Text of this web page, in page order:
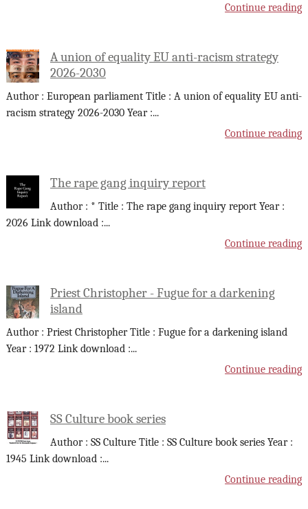
Continue reading
A union of equality EU anti-racism strategy
2026-2030
Author : European parliament Title : A union of equality EU anti-
racism strategy 2026-2030 Year :...
Continue reading
The rape gang inquiry report
Author : * Title : The rape gang inquiry report Year :
2026 Link download :...
Continue reading
Priest Christopher - Fugue for a darkening
island
Author : Priest Christopher Title : Fugue for a darkening island
Year : 1972 Link download :...
Continue reading
SS Culture book series
Author : SS Culture Title : SS Culture book series Year :
1945 Link download :...
Continue reading